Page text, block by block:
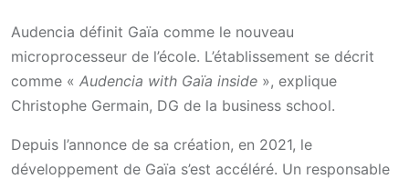
Audencia définit Gaïa comme le nouveau
microprocesseur de l’école. L’établissement se décrit
comme « Audencia with Gaïa inside », explique
Christophe Germain, DG de la business school.
Depuis l’annonce de sa création, en 2021, le
développement de Gaïa s’est accéléré. Un responsable